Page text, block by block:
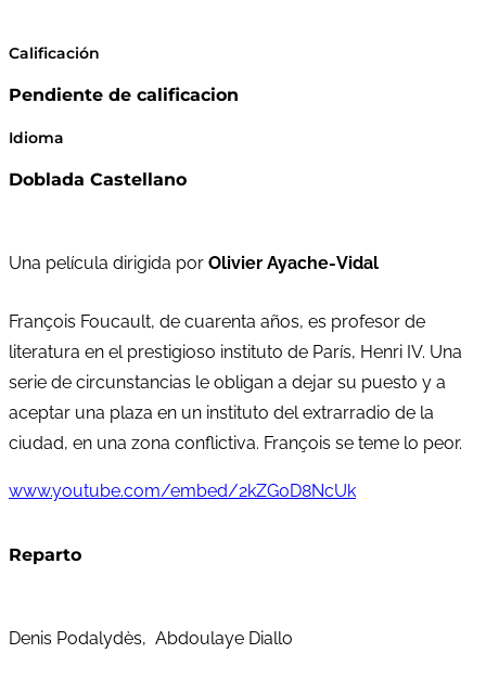
Calificación
Pendiente de calificacion
Idioma
Doblada Castellano
Una película dirigida por Olivier Ayache-Vidal
François Foucault, de cuarenta años, es profesor de
literatura en el prestigioso instituto de París, Henri IV. Una
serie de circunstancias le obligan a dejar su puesto y a
aceptar una plaza en un instituto del extrarradio de la
ciudad, en una zona conflictiva. François se teme lo peor.
www.youtube.com/embed/2kZG0D8NcUk
Reparto
Denis Podalydès, Abdoulaye Diallo